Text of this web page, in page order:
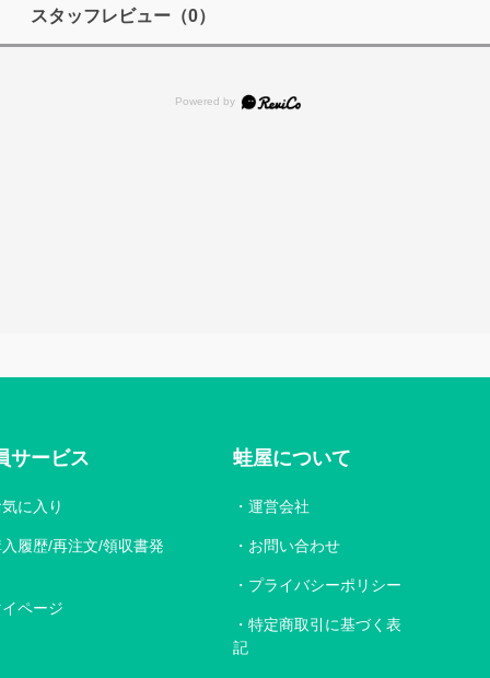
スタッフレビュー（0）
サービス
に入り
入履歴/再注文/領収書発
イページ
蛙屋について
運営会社
お問い合わせ
プライバシーポリシー
特定商取引に基づく表
記